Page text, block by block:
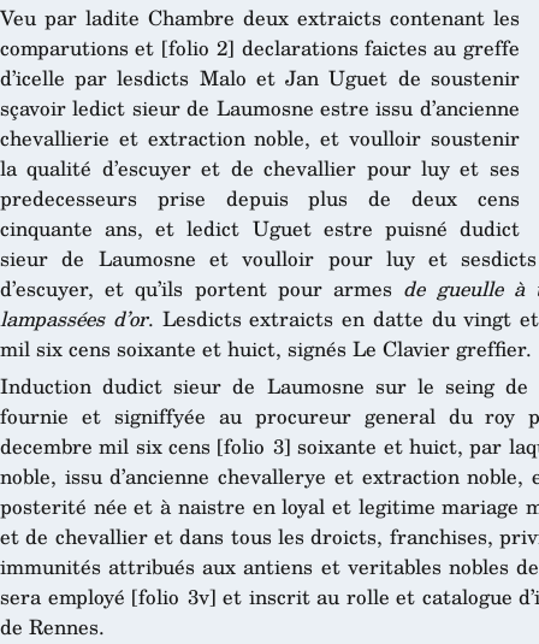
Veu par ladite Chambre deux extraicts contenant les
comparutions et [folio 2] declarations faictes au greffe
d’icelle par lesdicts Malo et Jan Uguet de soustenir
sçavoir ledict sieur de Laumosne estre issu d’ancienne
chevallierie et extraction noble, et voulloir soustenir
la qualité d’escuyer et de chevallier pour luy et ses
predecesseurs prise depuis plus de deux cens
cinquante ans, et ledict Uguet estre puisné dudict
sieur de Laumosne et voulloir pour luy et
d’escuyer, et qu’ils portent pour armes de gueulle à
lampassées d’or. Lesdicts extraicts en datte du vingt
mil six cens soixante et huict, signés Le Clavier greffier.
Induction dudict sieur de Laumosne sur le seing
fournie et signiffyée au procureur general du roy
decembre mil six cens [folio 3] soixante et huict, par
noble, issu d’ancienne chevallerye et extraction
posterité née et à naistre en loyal et legitime mariage
et de chevallier et dans tous les droicts, franchises,
immunités attribués aux antiens et veritables nobles
sera employé [folio 3v] et inscrit au rolle et catalogue
de Rennes.